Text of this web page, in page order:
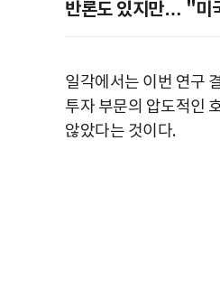
반론도 있지만… "미
일각에서는 이번 연구
투자 부문의 압도적인
않았다는 것이다.